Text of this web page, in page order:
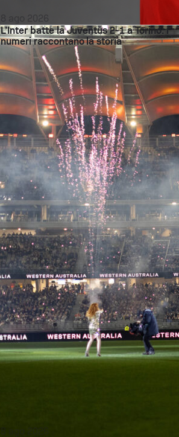
L’Inter batte la Juventus 2-1 a Torino: i
numeri raccontano la storia